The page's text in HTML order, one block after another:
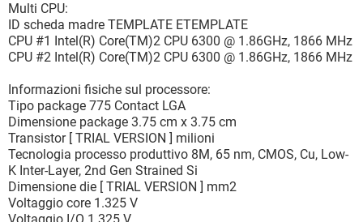
Multi CPU:
ID scheda madre TEMPLATE ETEMPLATE
CPU #1 Intel(R) Core(TM)2 CPU 6300 @ 1.86GHz, 1866 MHz
CPU #2 Intel(R) Core(TM)2 CPU 6300 @ 1.86GHz, 1866 MHz
Informazioni fisiche sul processore:
Tipo package 775 Contact LGA
Dimensione package 3.75 cm x 3.75 cm
Transistor [ TRIAL VERSION ] milioni
Tecnologia processo produttivo 8M, 65 nm, CMOS, Cu, Low-
K Inter-Layer, 2nd Gen Strained Si
Dimensione die [ TRIAL VERSION ] mm2
Voltaggio core 1.325 V